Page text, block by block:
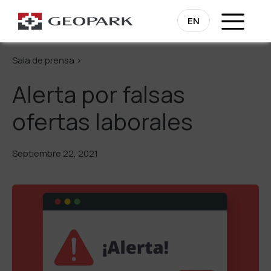
EN
Regresa
Sala de prensa >
Alerta por falsas
ofertas laborales
Septiembre 22, 2021